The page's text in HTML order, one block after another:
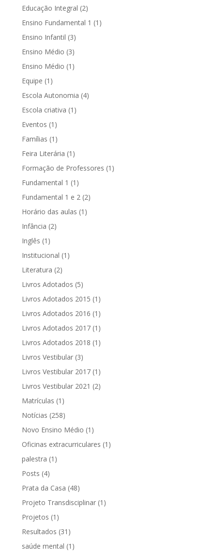
Educação Integral (2)
Ensino Fundamental 1 (1)
Ensino Infantil (3)
Ensino Médio (3)
Ensino Médio (1)
Equipe (1)
Escola Autonomia (4)
Escola criativa (1)
Eventos (1)
Famílias (1)
Feira Literária (1)
Formação de Professores (1)
Fundamental 1 (1)
Fundamental 1 e 2 (2)
Horário das aulas (1)
Infância (2)
Inglês (1)
Institucional (1)
Literatura (2)
Livros Adotados (5)
Livros Adotados 2015 (1)
Livros Adotados 2016 (1)
Livros Adotados 2017 (1)
Livros Adotados 2018 (1)
Livros Vestibular (3)
Livros Vestibular 2017 (1)
Livros Vestibular 2021 (2)
Matrículas (1)
Notícias (258)
Novo Ensino Médio (1)
Oficinas extracurriculares (1)
palestra (1)
Posts (4)
Prata da Casa (48)
Projeto Transdisciplinar (1)
Projetos (1)
Resultados (31)
saúde mental (1)